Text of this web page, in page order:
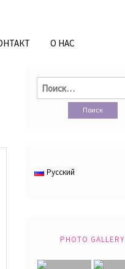
О НАС
Найти:
Русский
PHOTO GALLERY